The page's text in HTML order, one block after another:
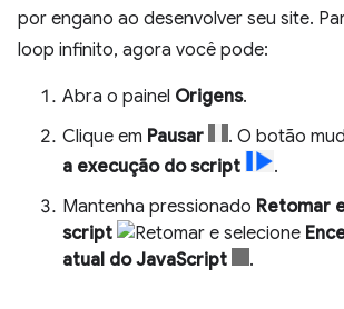
por engano ao desenvolver seu site.
loop infinito, agora você pode:
Abra o painel Origens.
Clique em Pausar . O botão
a execução do script
.
Mantenha pressionado Retomar
script
e selecione
atual do JavaScript
.